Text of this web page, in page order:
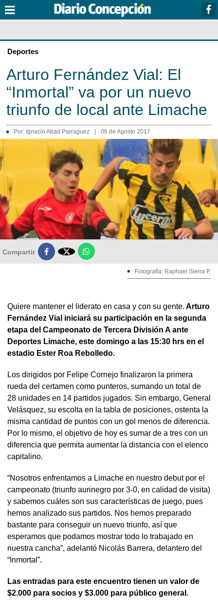
Deportes
Arturo Fernández Vial: El
“Inmortal” va por un nuevo
triunfo de local ante Limache
Por: Ignacio Abad Parraguez 06 de Agosto 2017
Compartir 
Fotografía: Raphael Sierra P.
Quiere mantener el liderato en casa y con su gente. Arturo
Fernández Vial iniciará su participación en la segunda
etapa del Campeonato de Tercera División A ante
Deportes Limache, este domingo a las 15:30 hrs en el
estadio Ester Roa Rebolledo.
Los dirigidos por Felipe Cornejo finalizaron la primera
rueda del certamen como punteros, sumando un total de
28 unidades en 14 partidos jugados. Sin embargo, General
Velásquez, su escolta en la tabla de posiciones, ostenta la
misma cantidad de puntos con un gol menos de diferencia.
Por lo mismo, el objetivo de hoy es sumar de a tres con un
diferencia que permita aumentar la distancia con el elenco
capitalino.
“Nosotros enfrentamos a Limache en nuestro debut por el
campeonato (triunfo aurinegro por 3-0, en calidad de visita)
y sabemos cuáles son sus características de juego, pues
hemos analizado sus partidos. Nos hemos preparado
bastante para conseguir un nuevo triunfo, así que
esperamos que podamos mostrar todo lo trabajado en
nuestra cancha”, adelantó Nicolás Barrera, delantero del
“Inmortal”.
Las entradas para este encuentro tienen un valor de
$2.000 para socios y $3.000 para público general.